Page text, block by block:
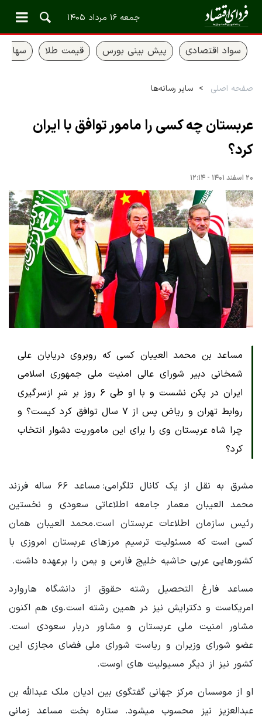
جمعه ۱۶ مرداد ۱۴۰۵
سواد اقتصادی پیش بینی بورس قیمت طلا سهام
صفحه اصلی سایر رسانه‌ها
عربستان چه کسی را مامور توافق با ایران
کرد؟
۲۰ اسفند ۱۴۰۱ - ۱۲:۱۴
مساعد بن محمد العیبان کسی که روبروی دریابان علی
شمخانی دبیر شورای عالی امنیت ملی جمهوری اسلامی
ایران در پکن نشست و با او طی ۶ روز بر سَرِ ازسرگیری
روابط ‎تهران و ریاض پس از ۷ سال توافق کرد کیست؟ و
چرا شاه عربستان وی را برای این ماموریت دشوار انتخاب
کرد؟
مشرق به نقل از یک کانال تلگرامی: مساعد ۶۶ ساله فرزند
محمد العیبان معمار جامعه اطلاعاتی سعودی و نخستین
رئیس سازمان اطلاعات عربستان است.محمد العیبان همان
کسی است که مسئولیت ترسیم مرزهای عربستان امروزی با
کشورهایی عربی حاشیه خلیج فارس و یمن را برعهده داشت.
مساعد فارغ التحصیل رشته حقوق از دانشگاه هاروارد
امریکاست و دکترایش نیز در همین رشته است.وی هم اکنون
مشاور امنیت ملی عربستان و مشاور دربار سعودی است.
عضو شورای وزیران و ریاست شورای ملی فضای مجازی این
کشور نیز از دیگر مسیولیت های اوست.
او از موسسان مرکز جهانی گفتگوی بین ادیان ملک عبدالله بن
عبدالعزیز نیز محسوب میشود. ستاره بخت مساعد زمانی